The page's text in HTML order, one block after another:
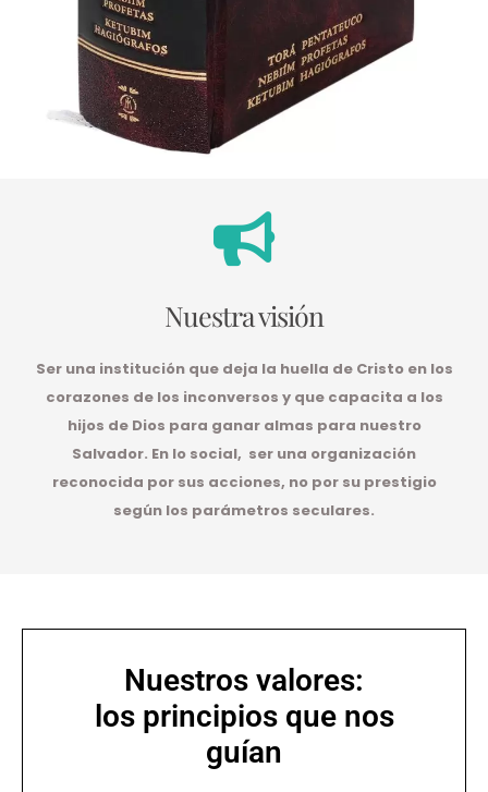
Nuestra visión
Ser una institución que deja la huella de Cristo en los
corazones de los inconversos y que capacita a los
hijos de Dios para ganar almas para nuestro
Salvador. En lo social, ser una organización
reconocida por sus acciones, no por su prestigio
según los parámetros seculares.
Nuestros valores:
los principios que nos
guían